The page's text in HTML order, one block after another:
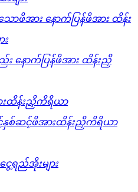
သောဖိအား နောက်ပြန်ဖိအား ထိန်း
း
ည်း နောက်ပြန်ဖိအား ထိန်းညှိ
ထိန်းညှိကိရိယာ
နှစ်ဆင့်ဖိအားထိန်းညှိကိရိယာ
ေ့ရည်အိုးများ